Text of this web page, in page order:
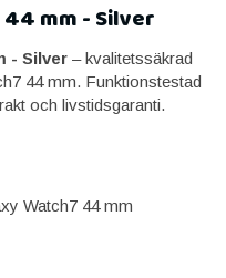
mm - Silver
- Silver – kvalitetssäkrad
44 mm. Funktionstestad
och livstidsgaranti.
Watch7 44 mm